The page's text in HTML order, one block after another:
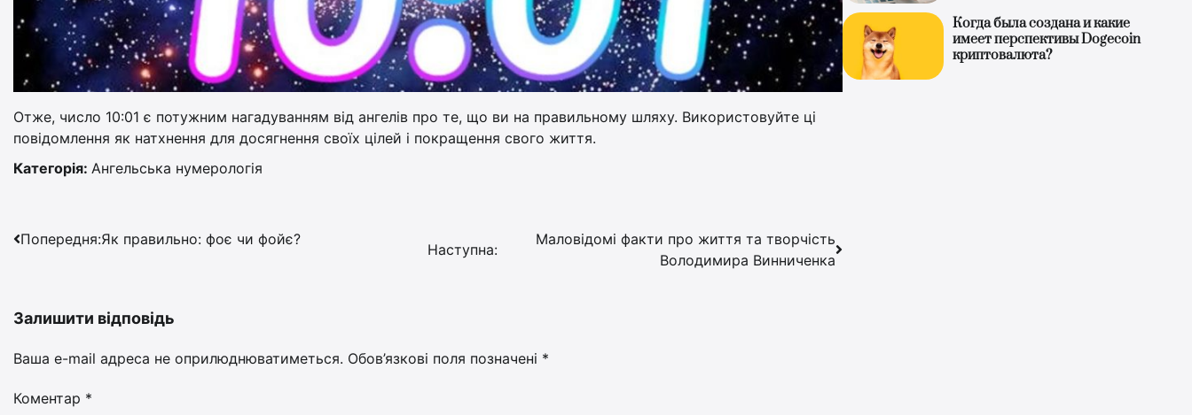
Отже, число 10:01 є потужним нагадуванням від ангелів про те, що ви на правильному шляху. Використовуйте ці
повідомлення як натхнення для досягнення своїх цілей і покращення свого життя.
Категорія: Ангельська нумерологія
Навігація
Попередня:Як правильно: фоє чи фойє?
Наступна:
Маловідомі факти про життя та творчість
Володимира Винниченка
Залишити відповідь
Ваша e-mail адреса не оприлюднюватиметься. Обов’язкові поля позначені *
Коментар *
Когда была создана и какие
имеет перспективы Dogecoin
криптовалюта?